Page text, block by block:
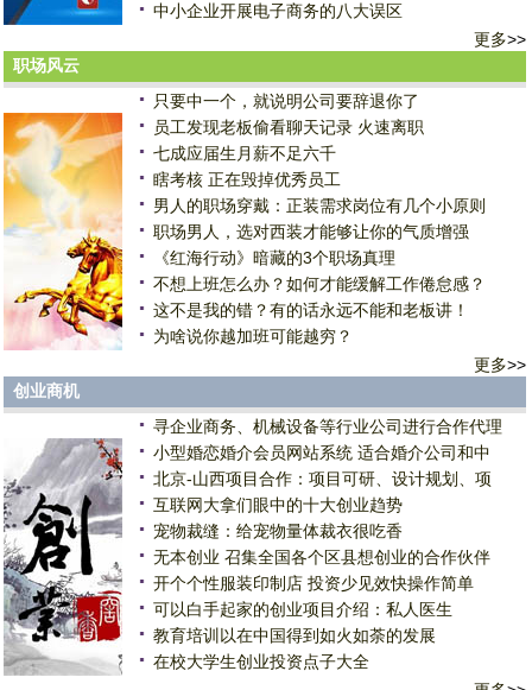
中小企业开展电子商务的八大误区
更多>>
职场风云
只要中一个，就说明公司要辞退你了
员工发现老板偷看聊天记录 火速离职
七成应届生月薪不足六千
瞎考核 正在毁掉优秀员工
男人的职场穿戴：正装需求岗位有几个小原则
职场男人，选对西装才能够让你的气质增强
《红海行动》暗藏的3个职场真理
不想上班怎么办？如何才能缓解工作倦怠感？
这不是我的错？有的话永远不能和老板讲！
为啥说你越加班可能越穷？
更多>>
创业商机
寻企业商务、机械设备等行业公司进行合作代理
小型婚恋婚介会员网站系统 适合婚介公司和中
北京-山西项目合作：项目可研、设计规划、项
互联网大拿们眼中的十大创业趋势
宠物裁缝：给宠物量体裁衣很吃香
无本创业 召集全国各个区县想创业的合作伙伴
开个个性服装印制店 投资少见效快操作简单
可以白手起家的创业项目介绍：私人医生
教育培训以在中国得到如火如荼的发展
在校大学生创业投资点子大全